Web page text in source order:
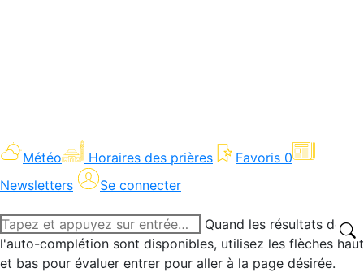
Météo Horaires des prières Favoris 0
Newsletters
Se connecter
Recherche
:
Quand les résultats de
l'auto-complétion sont disponibles, utilisez les flèches haut
et bas pour évaluer entrer pour aller à la page désirée.